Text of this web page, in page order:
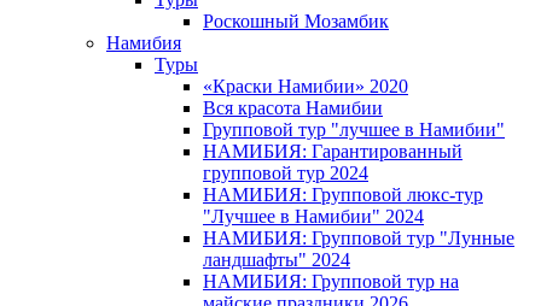
Роскошный Мозамбик
Намибия
Туры
«Краски Намибии» 2020
Вся красота Намибии
Групповой тур "лучшее в Намибии"
НАМИБИЯ: Гарантированный
групповой тур 2024
НАМИБИЯ: Групповой люкс-тур
"Лучшее в Намибии" 2024
НАМИБИЯ: Групповой тур "Лунные
ландшафты" 2024
НАМИБИЯ: Групповой тур на